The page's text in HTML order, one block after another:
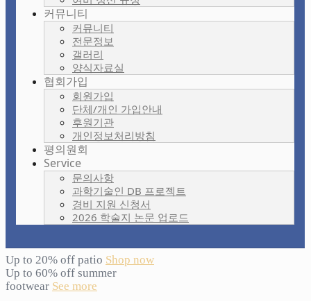
커뮤니티
커뮤니티
전문정보
갤러리
양식자료실
협회가입
회원가입
단체/개인 가입안내
후원기관
개인정보처리방침
평의원회
Service
문의사항
과학기술인 DB 프로젝트
경비 지원 신청서
2026 학술지 논문 업로드
Up to 20% off patio Shop now
Up to 60% off summer
footwear See more